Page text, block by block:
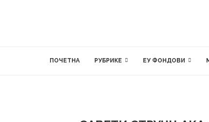
ПОЧЕТНА РУБРИКЕ ЕУ ФОНДОВИ